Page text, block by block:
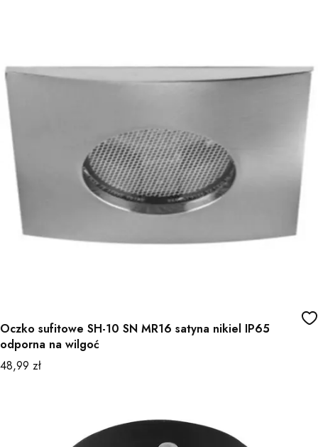
Oczko sufitowe SH-10 SN MR16 satyna nikiel IP65
odporna na wilgoć
Cena
48,99 zł